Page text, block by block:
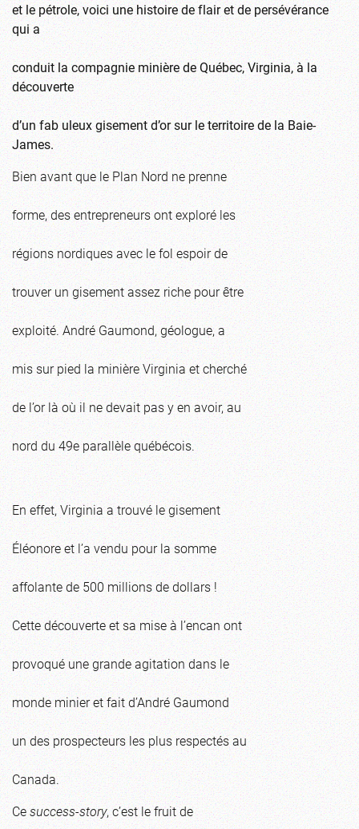
et le pétrole, voici une histoire de flair et de persévérance
qui a
conduit la compagnie minière de Québec, Virginia, à la
découverte
d’un fab uleux gisement d’or sur le territoire de la Baie-
James.
Bien avant que le Plan Nord ne prenne
forme, des entrepreneurs ont exploré les
régions nordiques avec le fol espoir de
trouver un gisement assez riche pour être
exploité. André Gaumond, géologue, a
mis sur pied la minière Virginia et cherché
de l’or là où il ne devait pas y en avoir, au
nord du 49e parallèle québécois.
En effet, Virginia a trouvé le gisement
Éléonore et l’a vendu pour la somme
affolante de 500 millions de dollars !
Cette découverte et sa mise à l’encan ont
provoqué une grande agitation dans le
monde minier et fait d’André Gaumond
un des prospecteurs les plus respectés au
Canada.
Cesuccess-story, c’est le fruit de